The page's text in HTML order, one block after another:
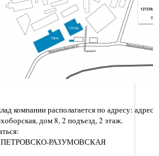
компании располагается по адресу: адрес:
дом 8, 2 подъезд, 2 этаж.
ПЕТРОВСКО-РАЗУМОВСКАЯ